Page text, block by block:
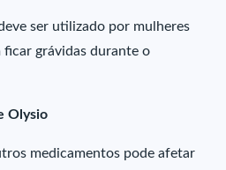
ser utilizado por mulheres
ficar grávidas durante o
Olysio
medicamentos pode afetar